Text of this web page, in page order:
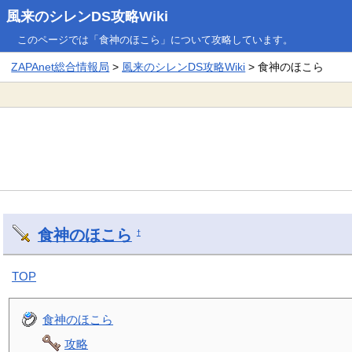
風来のシレンDS攻略Wiki
このページでは「食神のほこら」について攻略しています。
ZAPAnet総合情報局 > 風来のシレンDS攻略Wiki > 食神のほこら
食神のほこら †
TOP
食神のほこら
攻略